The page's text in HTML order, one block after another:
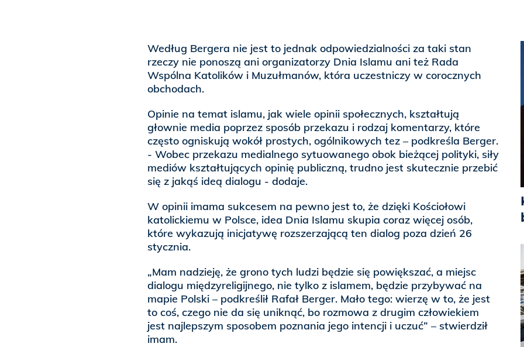
Według Bergera nie jest to jednak odpowiedzialności za taki stan
rzeczy nie ponoszą ani organizatorzy Dnia Islamu ani też Rada
Wspólna Katolików i Muzułmanów, która uczestniczy w corocznych
obchodach.
Opinie na temat islamu, jak wiele opinii społecznych, kształtują
głownie media poprzez sposób przekazu i rodzaj komentarzy, które
często ogniskują wokół prostych, ogólnikowych tez – podkreśla Berger.
- Wobec przekazu medialnego sytuowanego obok bieżącej polityki, siły
mediów kształtujących opinię publiczną, trudno jest skutecznie przebić
się z jakąś ideą dialogu - dodaje.
W opinii imama sukcesem na pewno jest to, że dzięki Kościołowi
katolickiemu w Polsce, idea Dnia Islamu skupia coraz więcej osób,
które wykazują inicjatywę rozszerzającą ten dialog poza dzień 26
stycznia.
„Mam nadzieję, że grono tych ludzi będzie się powiększać, a miejsc
dialogu międzyreligijnego, nie tylko z islamem, będzie przybywać na
mapie Polski – podkreślił Rafał Berger. Mało tego: wierzę w to, że jest
to coś, czego nie da się uniknąć, bo rozmowa z drugim człowiekiem
jest najlepszym sposobem poznania jego intencji i uczuć” – stwierdził
imam.